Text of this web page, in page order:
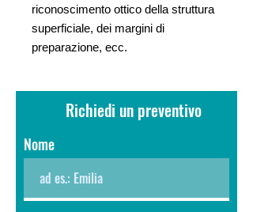
riconoscimento ottico della struttura
superficiale, dei margini di
preparazione, ecc.
Richiedi un preventivo
Nome